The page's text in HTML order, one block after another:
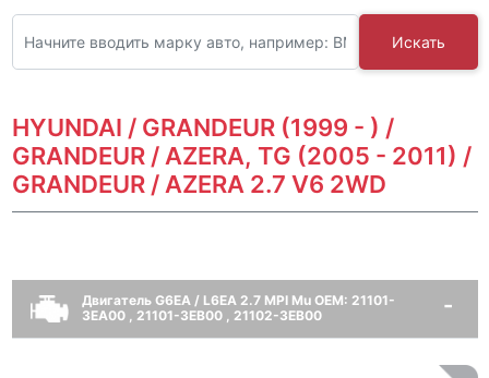
Искать
HYUNDAI / GRANDEUR (1999 - ) /
GRANDEUR / AZERA, TG (2005 - 2011) /
GRANDEUR / AZERA 2.7 V6 2WD
Двигатель G6EA / L6EA 2.7 MPI Mu OEM: 21101-
3EA00 , 21101-3EB00 , 21102-3EB00